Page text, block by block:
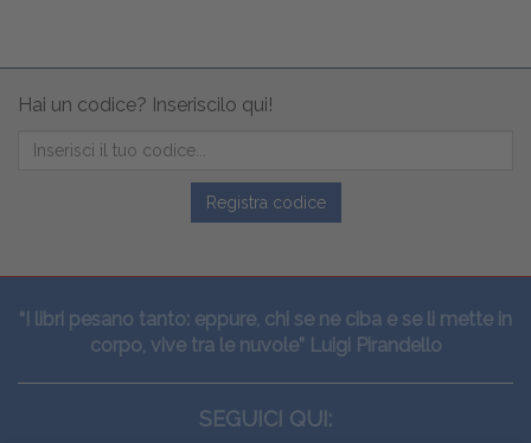
Hai un codice? Inseriscilo qui!
Registra codice
“I libri pesano tanto: eppure, chi se ne ciba e se li mette in
corpo, vive tra le nuvole” Luigi Pirandello
SEGUICI QUI: